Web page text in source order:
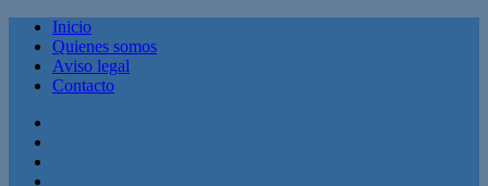
Inicio
Quienes somos
Aviso legal
Contacto